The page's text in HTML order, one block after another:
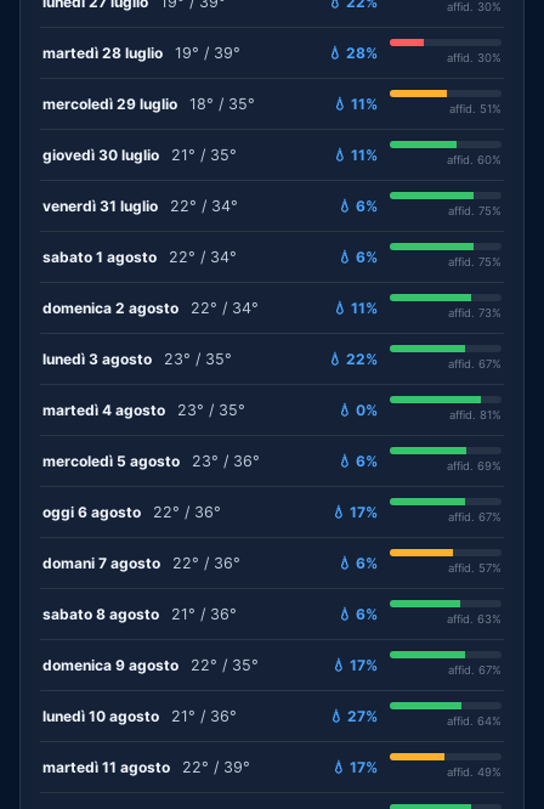
affid. 30%
martedì 28 luglio 19° / 39° 💧 28% affid. 30%
mercoledì 29 luglio 18° / 35° 💧 11% affid. 51%
giovedì 30 luglio 21° / 35° 💧 11% affid. 60%
venerdì 31 luglio 22° / 34° 💧 6% affid. 75%
sabato 1 agosto 22° / 34° 💧 6% affid. 75%
domenica 2 agosto 22° / 34° 💧 11% affid. 73%
lunedì 3 agosto 23° / 35° 💧 22% affid. 67%
martedì 4 agosto 23° / 35° 💧 0% affid. 81%
mercoledì 5 agosto 23° / 36° 💧 6% affid. 69%
oggi 6 agosto 22° / 36° 💧 17% affid. 67%
domani 7 agosto 22° / 36° 💧 6% affid. 57%
sabato 8 agosto 21° / 36° 💧 6% affid. 63%
domenica 9 agosto 22° / 35° 💧 17% affid. 67%
lunedì 10 agosto 21° / 36° 💧 27% affid. 64%
martedì 11 agosto 22° / 39° 💧 17% affid. 49%